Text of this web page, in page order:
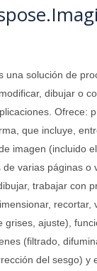
una solución de
dibujar o
Ofrece:
que incluye,
imagen (incluido
varias páginas o
trabajar con
recortar,
grises, ajuste),
(filtrado,
del sesgo) y